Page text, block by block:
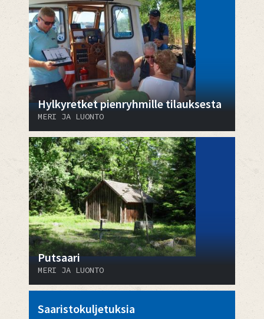
Hylkyretket pienryhmille tilauksesta
MERI JA LUONTO
Putsaari
MERI JA LUONTO
Saaristokuljetuksia